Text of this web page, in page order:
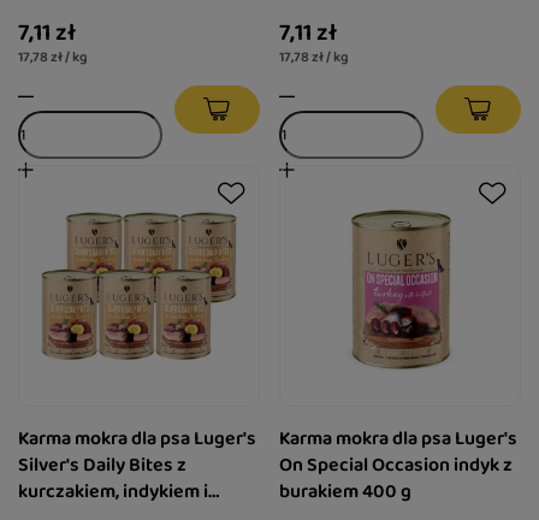
7,11 zł
17,78 zł / kg
7,11 zł
17,78 zł / kg
Karma mokra dla psa Luger's
Silver's Daily Bites z
kurczakiem, indykiem i
Karma mokra dla psa Luger's
On Special Occasion indyk z
burakiem 400 g